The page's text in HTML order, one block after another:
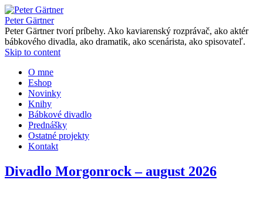
Peter Gärtner
Peter Gärtner tvorí príbehy. Ako kaviarenský rozprávač, ako aktér
bábkového divadla, ako dramatik, ako scenárista, ako spisovateľ.
Skip to content
O mne
Eshop
Novinky
Knihy
Bábkové divadlo
Prednášky
Ostatné projekty
Kontakt
Divadlo Morgonrock – august 2026